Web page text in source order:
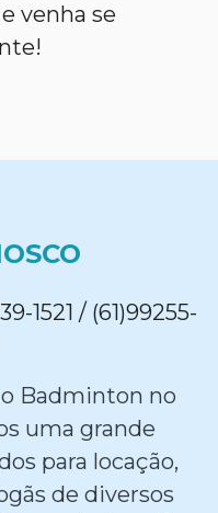
venha se
1521 / (61)99255-
Badminton no
uma grande
para locação,
de diversos